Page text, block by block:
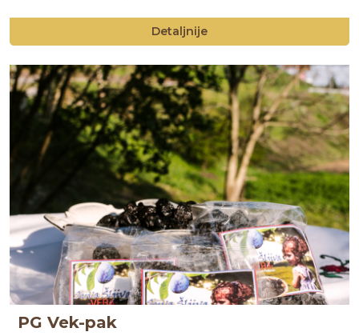
Detaljnije
PG Vek-pak